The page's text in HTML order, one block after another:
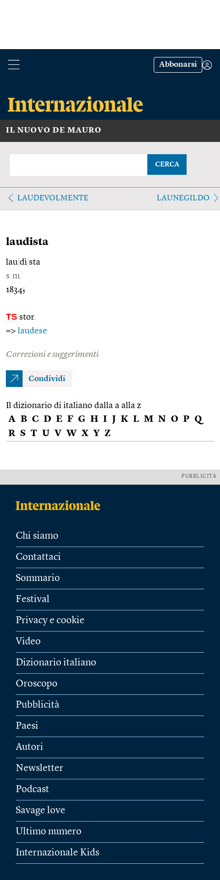
Abbonarsi
IL NUOVO DE MAURO
CERCA
LAUDEVOLMENTE LAUNEGILDO
laudista
lau dì sta
s.m.
1834;
TS stor.
=> laudese
Correzioni e suggerimenti
Condividi
Il dizionario di italiano dalla a alla z
A B C D E F G H I J K L M N O P Q
R S T U V W X Y Z
PUBBLICITÀ
Chi siamo
Contattaci
Sommario
Festival
Privacy e cookie
Video
Dizionario italiano
Oroscopo
Pubblicità
Paesi
Autori
Newsletter
Podcast
Savage love
Ultimo numero
Internazionale Kids